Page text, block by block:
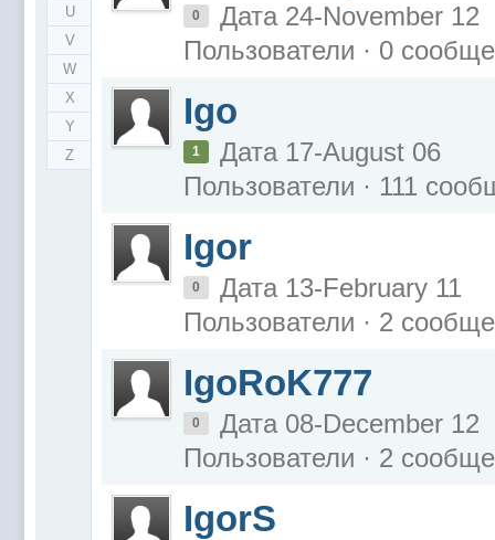
U
V
W
X
Y
Z
0
Дата 24-November 12
Пользователи · 0
Igo
1
Дата 17-August 06
Пользователи · 111
Igor
0
Дата 13-February 11
Пользователи · 2
IgoRoK777
0
Дата 08-December 12
Пользователи · 2
IgorS